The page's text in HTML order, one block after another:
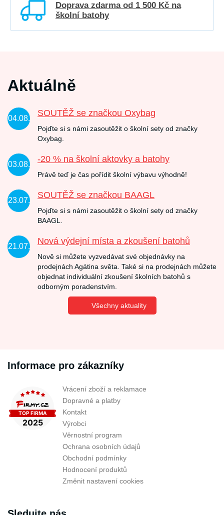
Doprava zdarma od 1 500 Kč na
školní batohy
Aktuálně
04.08.
SOUTĚŽ se značkou Oxybag
Pojďte si s námi zasoutěžit o školní sety od značky
Oxybag.
03.08.
-20 % na školní aktovky a batohy
Právě teď je čas pořídit školní výbavu výhodně!
23.07.
SOUTĚŽ se značkou BAAGL
Pojďte si s námi zasoutěžit o školní sety od značky
BAAGL.
21.07.
Nová výdejní místa a zkoušení batohů
Nově si můžete vyzvedávat své objednávky na
prodejnách Agátina světa. Také si na prodejnách můžete
objednat individuální zkoušení školních batohů s
odborným poradenstvím.
Všechny aktuality
Informace pro zákazníky
Vrácení zboží a reklamace
Dopravné a platby
Kontakt
Výrobci
Věrnostní program
Ochrana osobních údajů
Obchodní podmínky
Hodnocení produktů
Změnit nastavení cookies